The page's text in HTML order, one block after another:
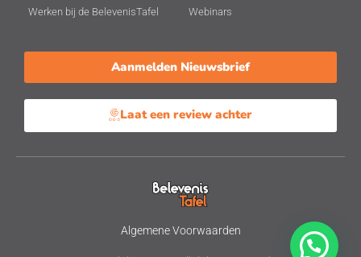
Werken bij de BelevenisTafel
Webinars
Aanmelden Nieuwsbrief
Laat een review achter
Algemene Voorwaarden